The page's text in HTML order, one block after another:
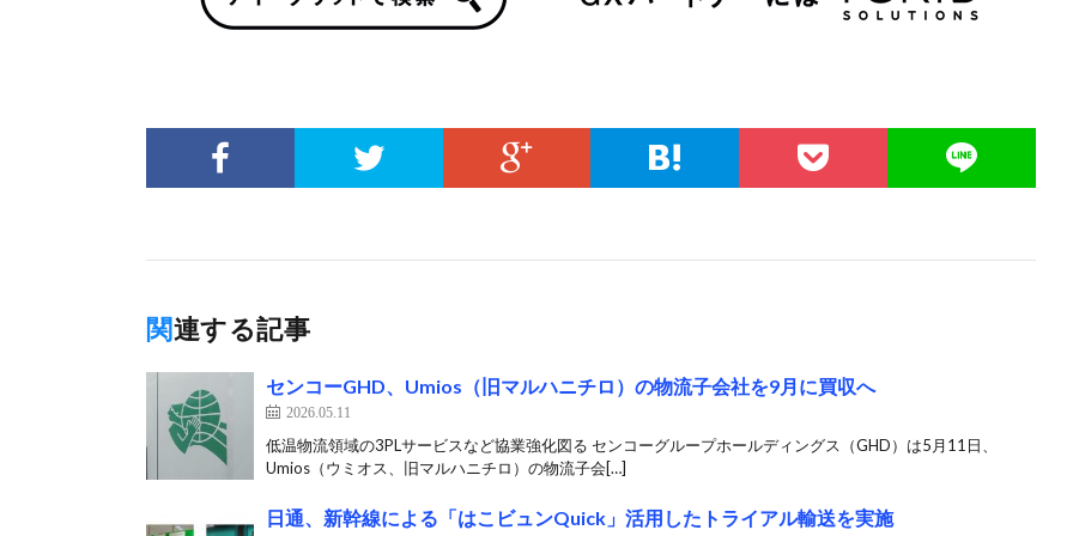
関連する記事
センコーGHD、Umios（旧マルハニチロ）の物流子会社を9月に買収へ
2026.05.11
低温物流領域の3PLサービスなど協業強化図る センコーグループホールディングス（GHD）は5月11日、
Umios（ウミオス、旧マルハニチロ）の物流子会[…]
日通、新幹線による「はこビュンQuick」活用したトライアル輸送を実施